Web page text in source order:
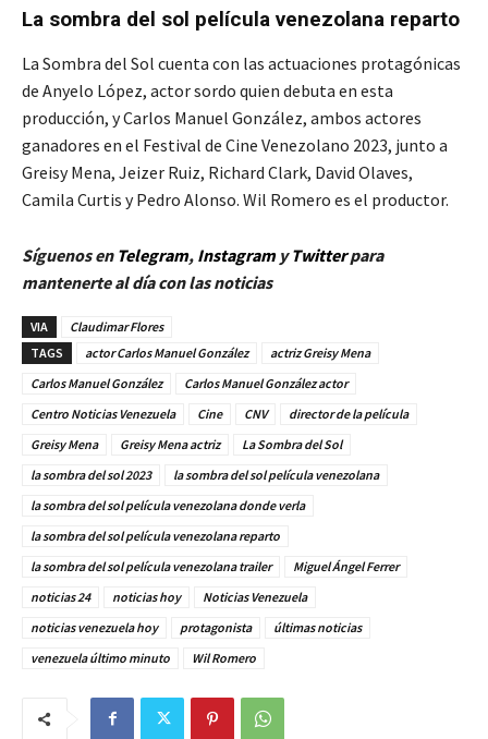
La sombra del sol película venezolana reparto
La Sombra del Sol cuenta con las actuaciones protagónicas
de Anyelo López, actor sordo quien debuta en esta
producción, y Carlos Manuel González, ambos actores
ganadores en el Festival de Cine Venezolano 2023, junto a
Greisy Mena, Jeizer Ruiz, Richard Clark, David Olaves,
Camila Curtis y Pedro Alonso. Wil Romero es el productor.
Síguenos en Telegram, InstagramyTwitterpara
mantenerte al día con las noticias
VIA
Claudimar Flores
TAGS
actor Carlos Manuel González
actriz Greisy Mena
Carlos Manuel González
Carlos Manuel González actor
Centro Noticias Venezuela
Cine CNV
director de la película
Greisy Mena
Greisy Mena actriz
La Sombra del Sol
la sombra del sol 2023
la sombra del sol película venezolana
la sombra del sol película venezolana donde verla
la sombra del sol película venezolana reparto
la sombra del sol película venezolana trailer
Miguel Ángel Ferrer
noticias 24
noticias hoy
Noticias Venezuela
noticias venezuela hoy
protagonista
últimas noticias
venezuela último minuto
Wil Romero